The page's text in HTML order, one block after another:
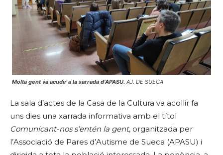
Molta gent va acudir a la xarrada d’APASU. AJ. DE SUECA
La sala d’actes de la Casa de la Cultura va acollir fa
uns dies una xarrada informativa amb el títol
Comunicant-nos s’entén la gent, organitzada per
l’Associació de Pares d’Autisme de Sueca (APASU) i